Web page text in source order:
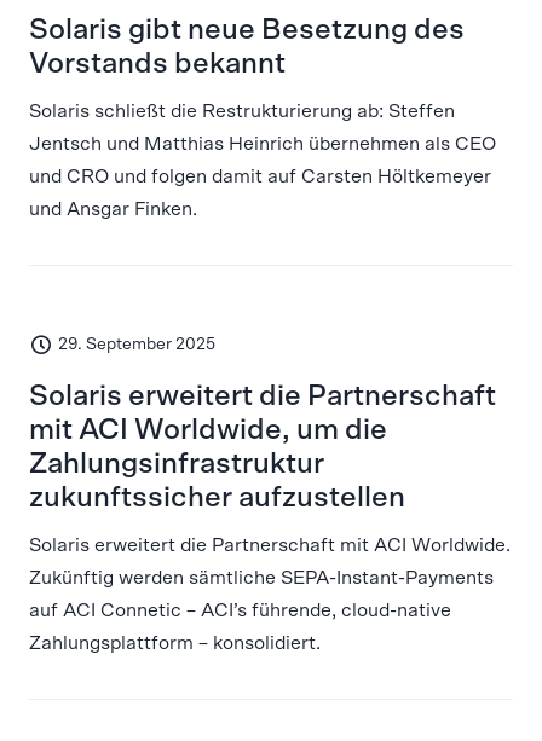
Solaris gibt neue Besetzung des
Vorstands bekannt
Solaris schließt die Restrukturierung ab: Steffen
Jentsch und Matthias Heinrich übernehmen als CEO
und CRO und folgen damit auf Carsten Höltkemeyer
und Ansgar Finken.
29. September 2025
Solaris erweitert die Partnerschaft
mit ACI Worldwide, um die
Zahlungsinfrastruktur
zukunftssicher aufzustellen
Solaris erweitert die Partnerschaft mit ACI Worldwide.
Zukünftig werden sämtliche SEPA-Instant-Payments
auf ACI Connetic – ACI’s führende, cloud-native
Zahlungsplattform – konsolidiert.